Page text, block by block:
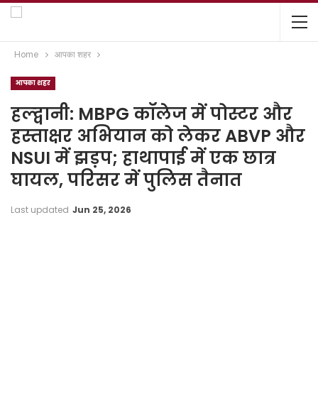
Home आपका शहर
आपका शहर
हल्द्वानी: MBPG कॉलेज में पोस्टर और
हस्ताक्षर अभियान को लेकर ABVP और
NSUI में झड़प; हाथापाई में एक छात्र
घायल, परिसर में पुलिस तैनात
Last updated Jun 25, 2026